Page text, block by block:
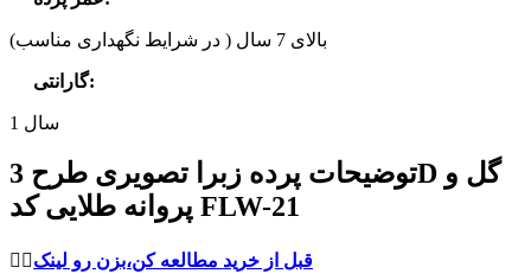
بالای 7 سال ( در شرایط نگهداری مناسب)
گارانتی:
1 سال
توضیحات پرده زبرا تصویری طرح 3D گل و
پروانه طلایی کد FLW-21
👈🏻قبل از خرید مطالعه کن،بزن رو لینک